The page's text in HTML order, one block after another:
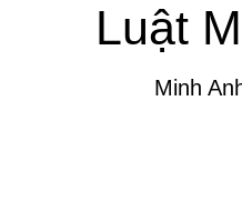
Luật
Minh